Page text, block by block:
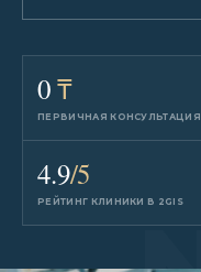
0₸
ПЕРВИЧНАЯ КОНСУЛЬТАЦИЯ
4.9/5
РЕЙТИНГ КЛИНИКИ В 2GIS